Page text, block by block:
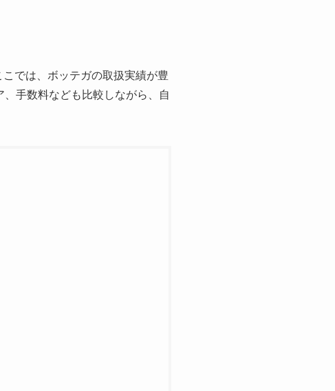
では、ボッテガの取扱実績が豊
手数料なども比較しながら、自